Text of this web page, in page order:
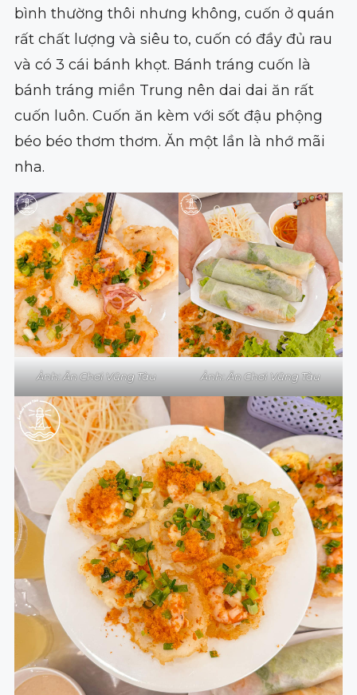
bình thường thôi nhưng không, cuốn ở quán
rất chất lượng và siêu to, cuốn có đầy đủ rau
và có 3 cái bánh khọt. Bánh tráng cuốn là
bánh tráng miền Trung nên dai dai ăn rất
cuốn luôn. Cuốn ăn kèm với sốt đậu phộng
béo béo thơm thơm. Ăn một lần là nhớ mãi
nha.
Ảnh: Ăn Chơi Vũng Tàu Ảnh: Ăn Chơi Vũng Tàu